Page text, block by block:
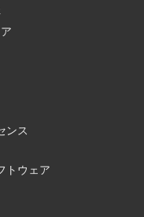
ンス
トウェア